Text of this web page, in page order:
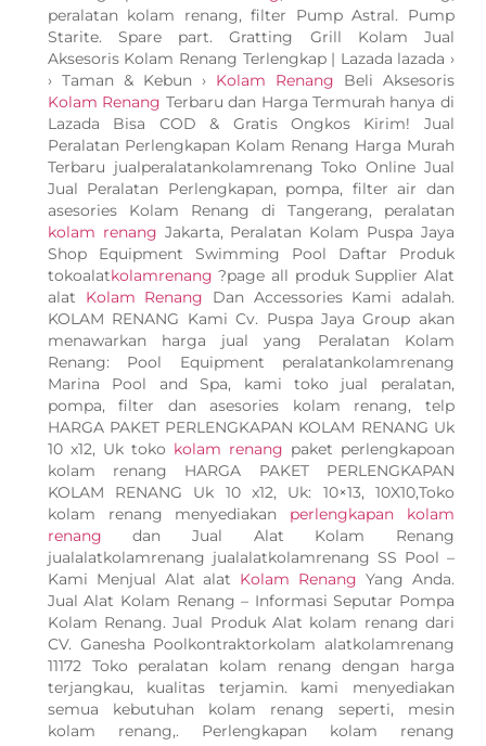
peralatan kolam renang, filter Pump Astral. Pump
Starite. Spare part. Gratting Grill Kolam Jual
Aksesoris Kolam Renang Terlengkap | Lazada lazada ›
› Taman & Kebun ›Kolam Renang Beli Aksesoris
Kolam Renang Terbaru dan Harga Termurah hanya di
Lazada Bisa COD & Gratis Ongkos Kirim! Jual
Peralatan Perlengkapan Kolam Renang Harga Murah
Terbaru jualperalatankolamrenang Toko Online Jual
Jual Peralatan Perlengkapan, pompa, filter air dan
asesories Kolam Renang di Tangerang, peralatan
kolam renang Jakarta, Peralatan Kolam Puspa Jaya
Shop Equipment Swimming Pool Daftar Produk
tokoalatkolamrenang ?page all produk Supplier Alat
alat Kolam Renang Dan Accessories Kami adalah.
KOLAM RENANG Kami Cv. Puspa Jaya Group akan
menawarkan harga jual yang Peralatan Kolam
Renang: Pool Equipment peralatankolamrenang
Marina Pool and Spa, kami toko jual peralatan,
pompa, filter dan asesories kolam renang, telp
HARGA PAKET PERLENGKAPAN KOLAM RENANG Uk
10 x12, Uk toko kolam renang paket perlengkapoan
kolam renang HARGA PAKET PERLENGKAPAN
KOLAM RENANG Uk 10 x12, Uk: 10×13, 10X10,Toko
kolam renang menyediakan perlengkapan kolam
renang dan Jual Alat Kolam Renang
jualalatkolamrenang jualalatkolamrenang SS Pool –
Kami Menjual Alat alat Kolam Renang Yang Anda.
Jual Alat Kolam Renang – Informasi Seputar Pompa
Kolam Renang. Jual Produk Alat kolam renang dari
CV. Ganesha Poolkontraktorkolam alatkolamrenang
11172 Toko peralatan kolam renang dengan harga
terjangkau, kualitas terjamin. kami menyediakan
semua kebutuhan kolam renang seperti, mesin
kolam renang,. Perlengkapan kolam renang